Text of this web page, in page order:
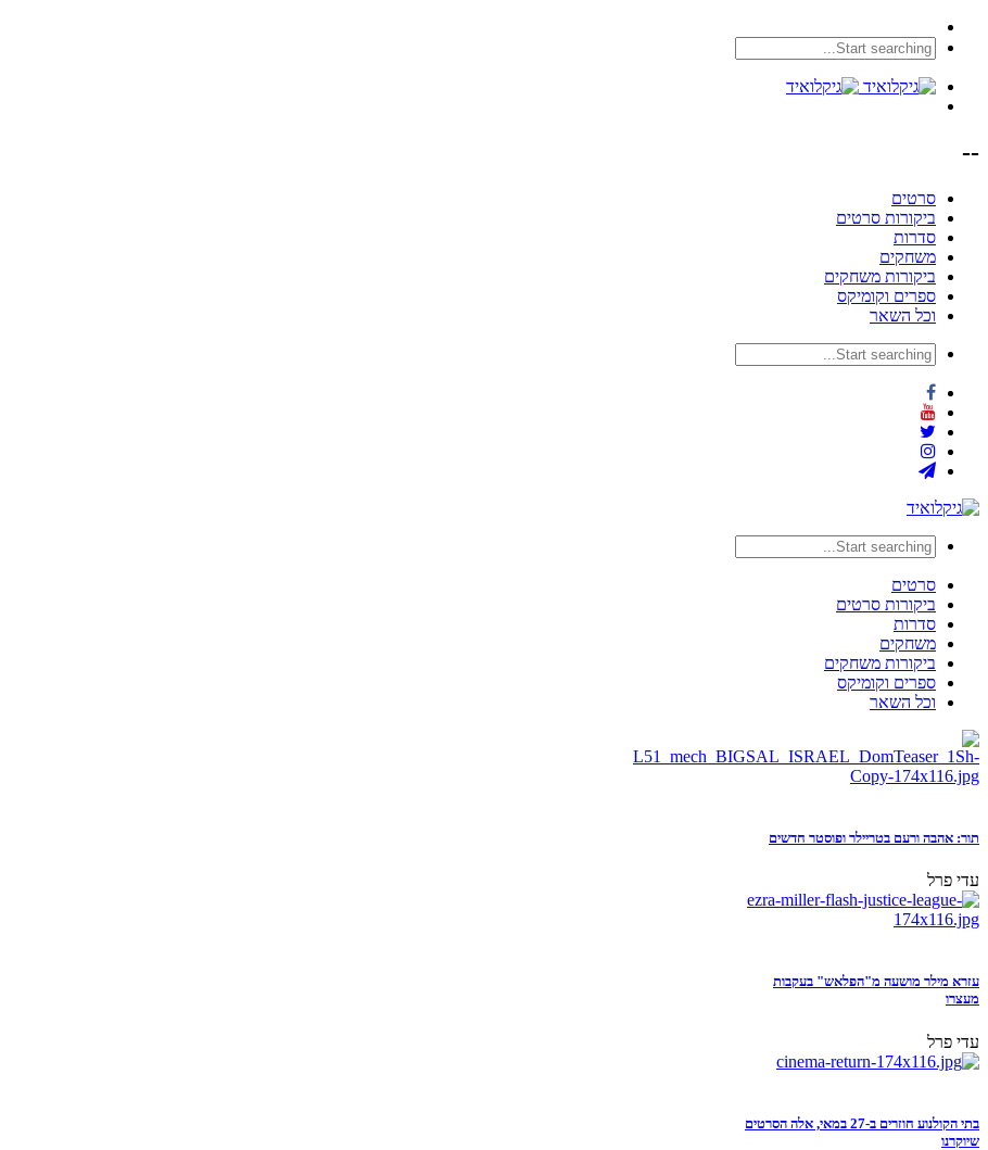
--
סרטים
ביקורות סרטים
סדרות
משחקים
ביקורות משחקים
ספרים וקומיקס
וכל השאר
סרטים
ביקורות סרטים
סדרות
משחקים
ביקורות משחקים
ספרים וקומיקס
וכל השאר
תור: אהבה ורעם בטריילר ופוסטר חדשים
עדי פרל
עזרא מילר מושעה מ"הפלאש" בעקבות
מעצרו
עדי פרל
בתי הקולנוע חוזרים ב-27 במאי, אלה הסרטים
שיוקרנו